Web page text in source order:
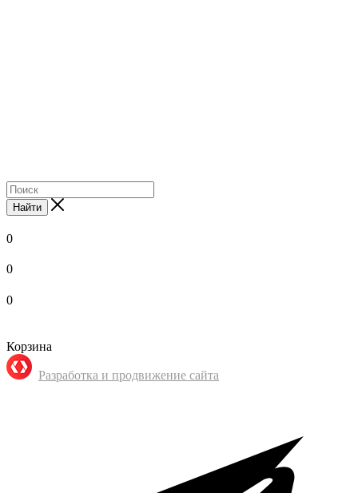
Найти
0
0
0
Корзина
Разработка и продвижение сайта